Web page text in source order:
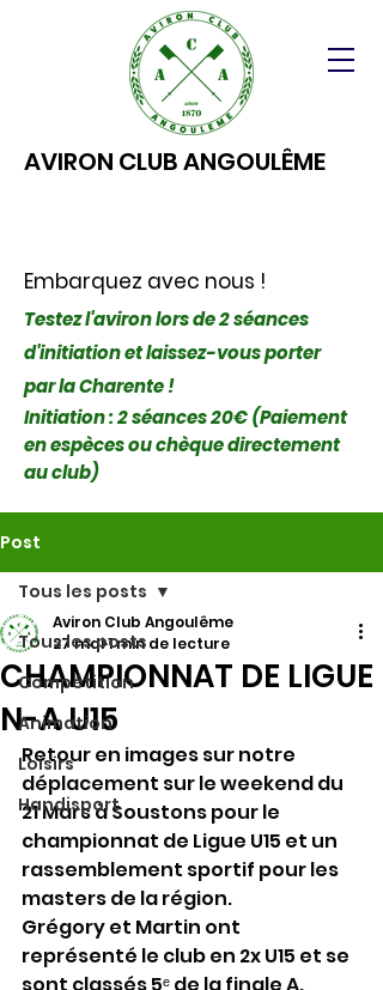
AVIRON CLUB ANGOULÊME
Embarquez avec nous !
Testez l'aviron lors de 2 séances
d'initiation et laissez-vous porter
par la Charente !
Initiation : 2 séances 20€ (Paiement
en espèces ou chèque directement
au club)
Post
Tous les posts
Compétition
Animation
Loisirs
Handisport
Tous les posts
CHAMPIONNAT DE LIGUE
N-A U15
Aviron Club Angoulême
27 mai1 min de lecture
Retour en images sur notre
déplacement sur le weekend du
21 Mars à Soustons pour le
championnat de Ligue U15 et un
rassemblement sportif pour les
masters de la région.
Grégory et Martin ont
représenté le club en 2x U15 et se